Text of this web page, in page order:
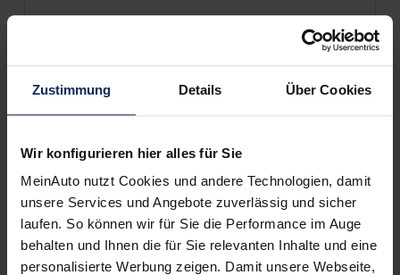
Zustimmung Details Über Cookies
Wir konfigurieren hier alles für Sie
MeinAuto nutzt Cookies und andere Technologien, damit
unsere Services und Angebote zuverlässig und sicher
laufen. So können wir für Sie die Performance im Auge
behalten und Ihnen die für Sie relevanten Inhalte und eine
personalisierte Werbung zeigen. Damit unsere Webseite,
60Monate •10.000 km/Jahr •1.000 € Anzahlung (anpassbar)